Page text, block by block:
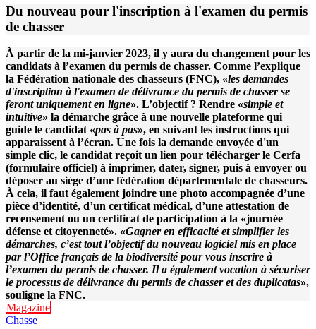
Du nouveau pour l'inscription à l'examen du permis
de chasser
À partir de la mi-janvier 2023, il y aura du changement pour les
candidats à l’examen du permis de chasser. Comme l’explique
la Fédération nationale des chasseurs (FNC), «les demandes
d'inscription à l'examen de délivrance du permis de chasser se
feront uniquement en ligne». L’objectif ? Rendre «simple et
intuitive» la démarche grâce à une nouvelle plateforme qui
guide le candidat «pas à pas», en suivant les instructions qui
apparaissent à l’écran. Une fois la demande envoyée d'un
simple clic, le candidat reçoit un lien pour télécharger le Cerfa
(formulaire officiel) à imprimer, dater, signer, puis à envoyer ou
déposer au siège d’une fédération départementale de chasseurs.
À cela, il faut également joindre une photo accompagnée d’une
pièce d’identité, d’un certificat médical, d’une attestation de
recensement ou un certificat de participation à la «journée
défense et citoyenneté». «Gagner en efficacité et simplifier les
démarches, c’est tout l’objectif du nouveau logiciel mis en place
par l’Office français de la biodiversité pour vous inscrire à
l’examen du permis de chasser. Il a également vocation à sécuriser
le processus de délivrance du permis de chasser et des duplicatas»,
souligne la FNC.
Magazine
Chasse